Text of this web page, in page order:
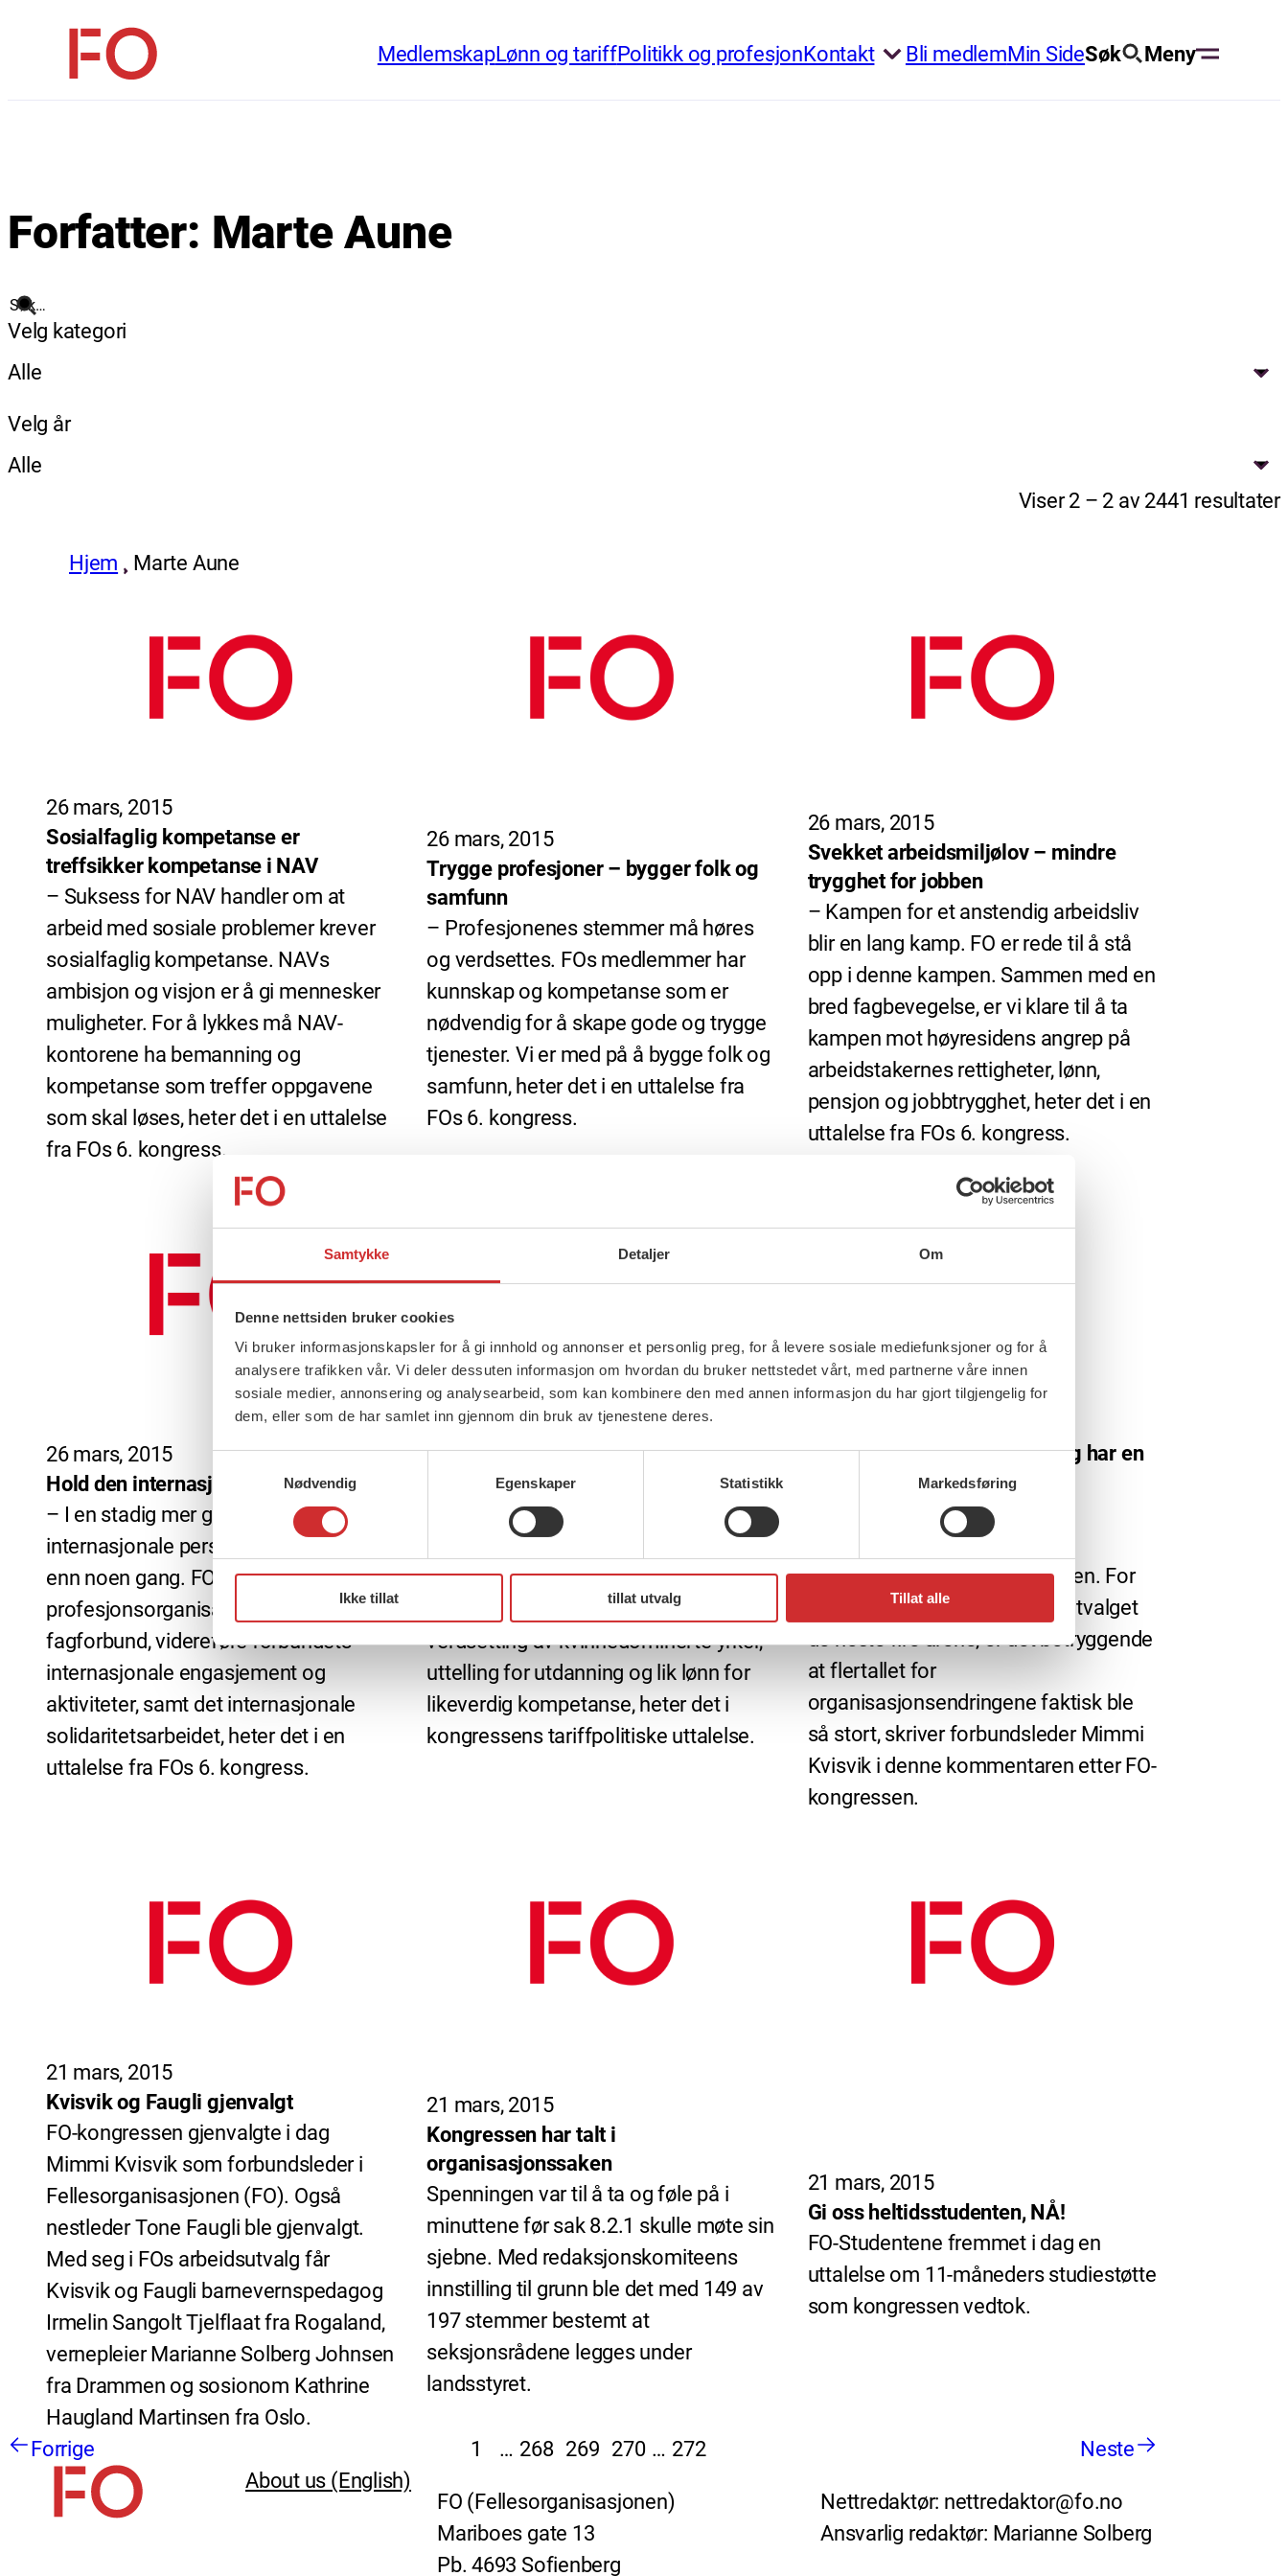
Samtykke Detaljer Om
Denne nettsiden bruker cookies
Vi bruker informasjonskapsler for å gi innhold og annonser et personlig preg, for å levere sosiale mediefunksjoner og for å
analysere trafikken vår. Vi deler dessuten informasjon om hvordan du bruker nettstedet vårt, med partnerne våre innen
sosiale medier, annonsering og analysearbeid, som kan kombinere den med annen informasjon du har gjort tilgjengelig for
dem, eller som de har samlet inn gjennom din bruk av tjenestene deres.
Nødvendig
Egenskaper Statistikk Markedsføring
Ikke tillat tillat utvalg Tillat alle
innholdFO
MedlemskapLønn og tariffPolitikk og profesjonKontakt Bli medlemMin SideSøk Meny
Forfatter: Marte Aune
Søk
Velg kategori
Alle
Velg år
Alle
Viser 2 – 2 av 2441 resultater
Hjem Marte Aune
26 mars, 2015
Sosialfaglig kompetanse er
treffsikker kompetanse i NAV
– Suksess for NAV handler om at
arbeid med sosiale problemer krever
sosialfaglig kompetanse. NAVs
ambisjon og visjon er å gi mennesker
muligheter. For å lykkes må NAV-
kontorene ha bemanning og
kompetanse som treffer oppgavene
som skal løses, heter det i en uttalelse
fra FOs 6. kongress.
26 mars, 2015
Trygge profesjoner – bygger folk og
samfunn
– Profesjonenes stemmer må høres
og verdsettes. FOs medlemmer har
kunnskap og kompetanse som er
nødvendig for å skape gode og trygge
tjenester. Vi er med på å bygge folk og
samfunn, heter det i en uttalelse fra
FOs 6. kongress.
26 mars, 2015
Svekket arbeidsmiljølov – mindre
trygghet for jobben
– Kampen for et anstendig arbeidsliv
blir en lang kamp. FO er rede til å stå
opp i denne kampen. Sammen med en
bred fagbevegelse, er vi klare til å ta
kampen mot høyresidens angrep på
arbeidstakernes rettigheter, lønn,
pensjon og jobbtrygghet, heter det i en
uttalelse fra FOs 6. kongress.
26 mars, 2015
Hold den internasjonale fanen høyt!
– I en stadig mer globalisert verden er
internasjonale perspektiver viktigere
enn noen gang. FO vil, både som
profesjonsorganisasjon og
fagforbund, videreføre forbundets
internasjonale engasjement og
aktiviteter, samt det internasjonale
solidaritetsarbeidet, heter det i en
uttalelse fra FOs 6. kongress.
26 mars, 2015
Tariffpolitisk uttalelse
arbeidsliv og en solidarisk og rettferdig
fordeling. Vi vil sikre likelønn gjennom
verdsetting av kvinnedominerte yrker,
uttelling for utdanning og lik lønn for
likeverdig kompetanse, heter det i
kongressens tariffpolitiske uttalelse.
Vi skal stå opp for trygghet og har en
Med et stort flertall stemte
kongressen fram viktige
organisasjonsendringer i helgen. For
oss som skal utgjøre arbeidsutvalget
de neste fire årene, er det betryggende
at flertallet for
organisasjonsendringene faktisk ble
så stort, skriver forbundsleder Mimmi
Kvisvik i denne kommentaren etter FO-
kongressen.
21 mars, 2015
Kvisvik og Faugli gjenvalgt
FO-kongressen gjenvalgte i dag
Mimmi Kvisvik som forbundsleder i
Fellesorganisasjonen (FO). Også
nestleder Tone Faugli ble gjenvalgt.
Med seg i FOs arbeidsutvalg får
Kvisvik og Faugli barnevernspedagog
Irmelin Sangolt Tjelflaat fra Rogaland,
vernepleier Marianne Solberg Johnsen
fra Drammen og sosionom Kathrine
Haugland Martinsen fra Oslo.
21 mars, 2015
Kongressen har talt i
organisasjonssaken
Spenningen var til å ta og føle på i
minuttene før sak 8.2.1 skulle møte sin
sjebne. Med redaksjonskomiteens
innstilling til grunn ble det med 149 av
197 stemmer bestemt at
seksjonsrådene legges under
landsstyret.
21 mars, 2015
Gi oss heltidsstudenten, NÅ!
FO-Studentene fremmet i dag en
uttalelse om 11-måneders studiestøtte
som kongressen vedtok.
Forrige 1 … 268 269 270 … 272
Neste
About us (English)
FO (Fellesorganisasjonen)
Mariboes gate 13
Pb. 4693 Sofienberg
Nettredaktør: nettredaktor@fo.no
Ansvarlig redaktør: Marianne Solberg